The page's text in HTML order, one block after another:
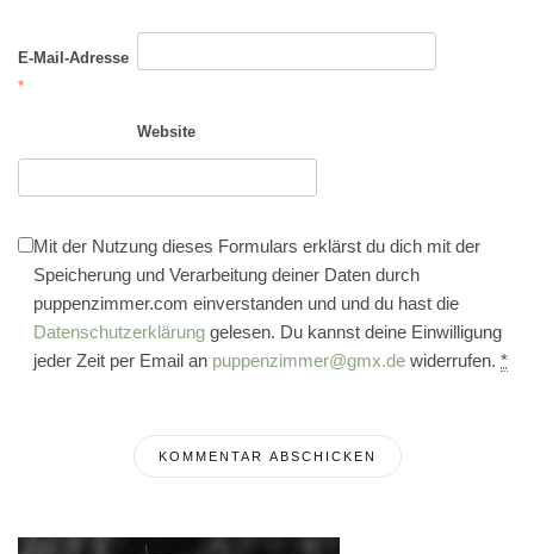
E-Mail-Adresse
*
Website
Mit der Nutzung dieses Formulars erklärst du dich mit der
Speicherung und Verarbeitung deiner Daten durch
puppenzimmer.com einverstanden und und du hast die
Datenschutzerklärung gelesen. Du kannst deine Einwilligung
jeder Zeit per Email an puppenzimmer@gmx.de widerrufen. *